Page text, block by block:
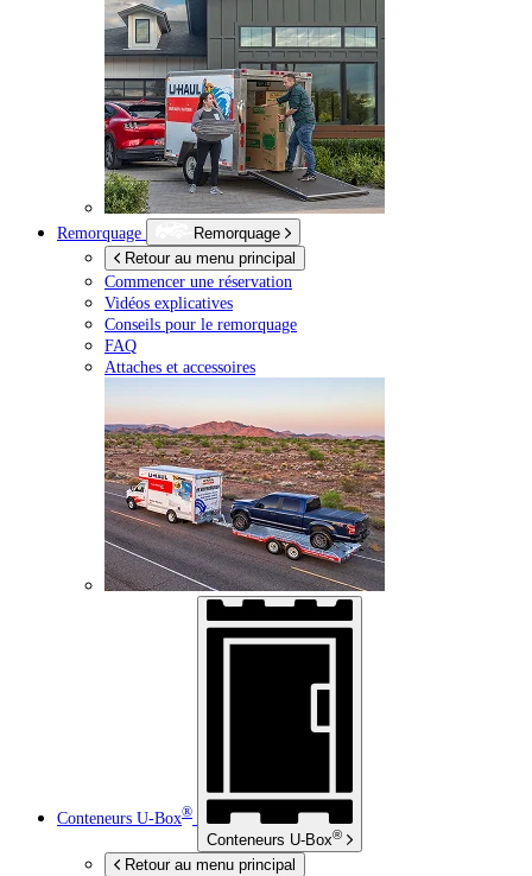
Remorquage
Remorquage
Retour au menu principal
Commencer une réservation
Vidéos explicatives
Conseils pour le remorquage
FAQ
Attaches et accessoires
Conteneurs U-Box®
Conteneurs U-Box®
Retour au menu principal